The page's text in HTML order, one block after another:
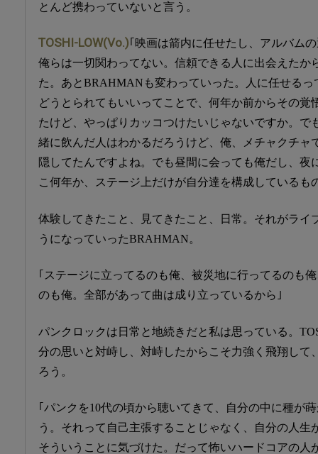
とんど携わっていないと言う。
TOSHI-LOW(Vo.)｢映画は箭内に任せたし、アルバム
俺らは一切関わってない。信頼できる人に出会えたか
た。あとBRAHMANも変わっていった。人に任せるっ
どうとられてもいいってことで、何年か前からその覚
たけど、やっぱりカッコつけたいじゃないですか。で
緒に飲んだ人はわかるだろうけど、俺、メチャクチャ
隠してたんですよね。でも昼間に会っても俺だし、夜
こ何年か、ステージ上だけが自分達を構成しているも
体験してきたこと、見てきたこと、日常。それがライ
うになっていったBRAHMAN。
｢ステージに立ってるのも俺、被災地に行ってるのも
のも俺。全部があって曲は成り立っているから｣
パンクロックは日常と地続きだと私は思っている。
分の思いと対峙し、対峙したからこそ力強く飛翔して
ろう。
｢パンクを10代の頃から聴いてきて、自分の中に種が
う。それって自己主張することじゃなく、自分の人生
そういうことに気づけた。だって怖いハードコアの人